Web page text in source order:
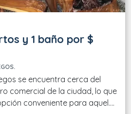
y 1 baño por $
se encuentra cerca del
comercial de la ciudad, lo que
conveniente para aquel....